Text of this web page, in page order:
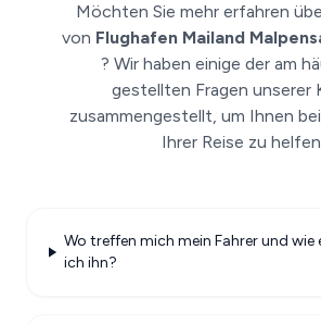
Möchten Sie mehr erfahren
von Flughafen Mailand
? Wir haben einige der am
gestellten Fragen unserer
zusammengestellt, um Ihnen
Ihrer Reise zu
Wo treffen mich mein Fahrer und wie
ich ihn?